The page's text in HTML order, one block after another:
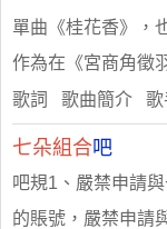
單曲《桂花香》，
作為在《宮商角徵
歌詞 歌曲簡介 歌
七朵組合吧
吧規1、嚴禁申請
的賬號，嚴禁申請